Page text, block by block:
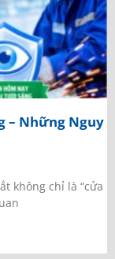
– Những Nguy
không chỉ là “cửa